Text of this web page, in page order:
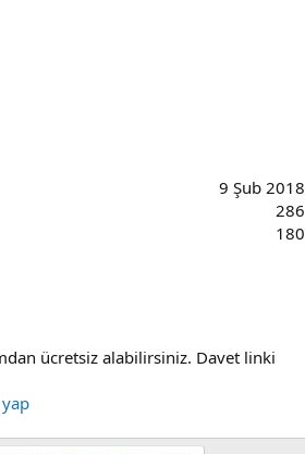
9 Şub 2018
286
180
ücretsiz alabilirsiniz. Davet linki